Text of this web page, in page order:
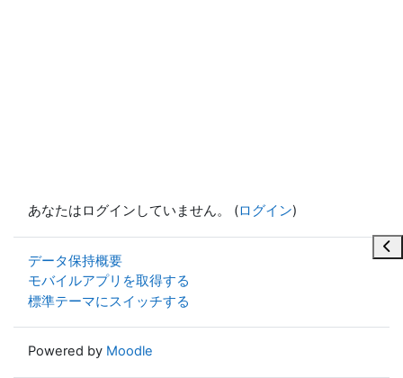
ブ
あなたはログインしていません。 (ログイン)
データ保持概要
モバイルアプリを取得する
標準テーマにスイッチする
Powered by Moodle